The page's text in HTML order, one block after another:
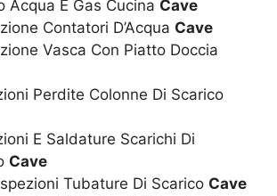
Acqua E Gas Cucina Cave
Contatori D’Acqua Cave
Vasca Con Piatto Doccia
Perdite Colonne Di Scarico
E Saldature Scarichi Di
Cave
Tubature Di Scarico Cave